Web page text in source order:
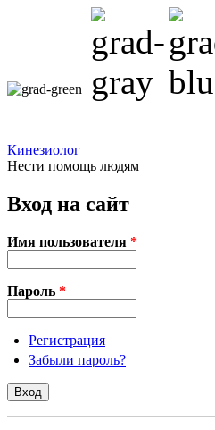
Перейти к основному содержанию
Кинезиолог
Нести помощь людям
Вход на сайт
Имя пользователя *
Пароль *
Регистрация
Забыли пароль?